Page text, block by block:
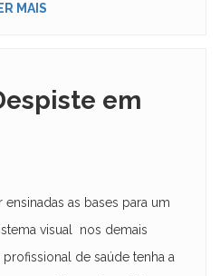
MAIS
em
as bases para um
visual nos demais
de saúde tenha a